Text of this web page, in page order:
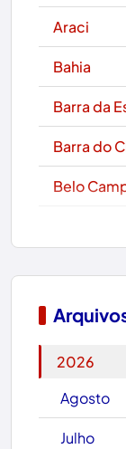
Araci
Bahia
Barra da
Barra do
Belo
Boquira
2026
Agosto
Julho